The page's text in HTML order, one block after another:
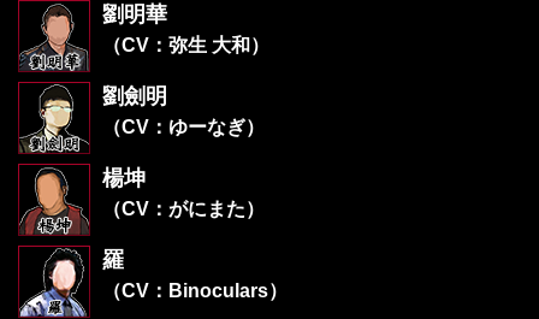
劉明華
（CV：弥生 大和）
劉劍明
（CV：ゆーなぎ）
楊坤
（CV：がにまた）
羅
（CV：Binoculars）